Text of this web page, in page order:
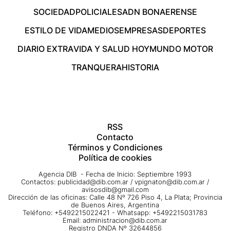
SOCIEDADPOLICIALESADN BONAERENSE
ESTILO DE VIDAMEDIOSEMPRESASDEPORTES
DIARIO EXTRAVIDA Y SALUD HOYMUNDO MOTOR
TRANQUERAHISTORIA
RSS
Contacto
Términos y Condiciones
Política de cookies
Agencia DIB - Fecha de Inicio: Septiembre 1993
Contactos: publicidad@dib.com.ar / vpignaton@dib.com.ar /
avisosdib@gmail.com
Dirección de las oficinas: Calle 48 Nº 726 Piso 4, La Plata; Provincia
de Buenos Aires, Argentina
Teléfono: +5492215022421 - Whatsapp: +5492215031783
Email: administracion@dib.com.ar
Registro DNDA Nº 32644856